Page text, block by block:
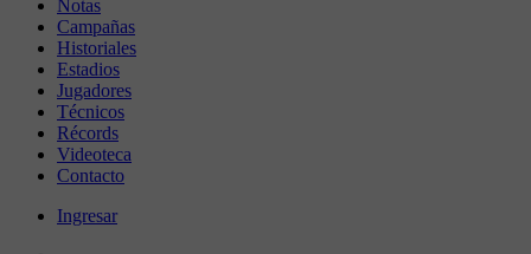
Notas
Campañas
Historiales
Estadios
Jugadores
Técnicos
Récords
Videoteca
Contacto
Ingresar